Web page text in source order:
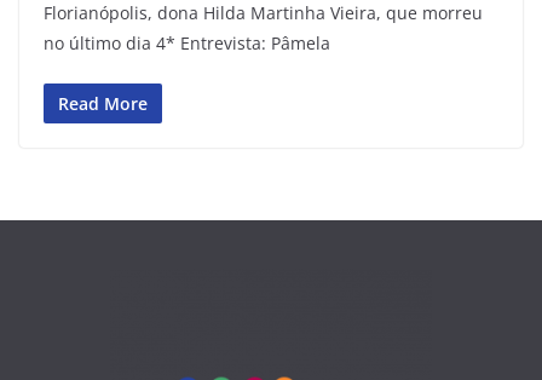
Florianópolis, dona Hilda Martinha Vieira, que morreu
no último dia 4* Entrevista: Pâmela
Read More